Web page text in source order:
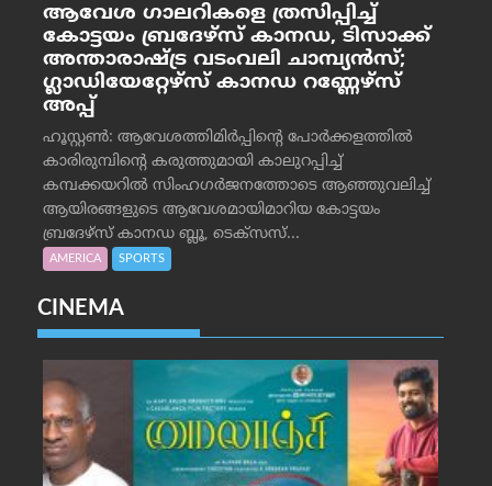
ആവേശ ഗാലറികളെ ത്രസിപ്പിച്ച്
കോട്ടയം ബ്രദേഴ്‌സ് കാനഡ, ടിസാക്ക്
അന്താരാഷ്ട്ര വടംവലി ചാമ്പ്യന്‍സ്;
ഗ്ലാഡിയേറ്റേഴ്‌സ് കാനഡ റണ്ണേഴ്‌സ്
അപ്പ്
ഹൂസ്റ്റണ്‍: ആവേശത്തിമിര്‍പ്പിന്റെ പോര്‍ക്കളത്തില്‍
കാരിരുമ്പിന്റെ കരുത്തുമായി കാലുറപ്പിച്ച്
കമ്പക്കയറില്‍ സിംഹഗര്‍ജനത്തോടെ ആഞ്ഞുവലിച്ച്
ആയിരങ്ങളുടെ ആവേശമായിമാറിയ കോട്ടയം
ബ്രദേഴ്‌സ് കാനഡ ബ്ലൂ, ടെക്‌സസ്...
AMERICA SPORTS
CINEMA